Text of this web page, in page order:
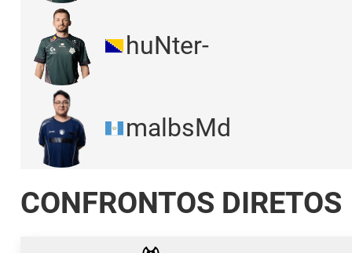
huNter-
malbsMd
CONFRONTOS DIRETOS